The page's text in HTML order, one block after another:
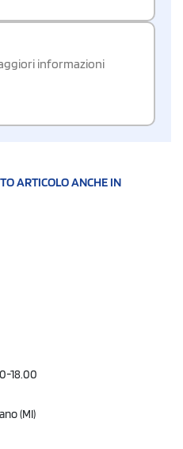
informazioni
ARTICOLO ANCHE IN
18.00
(MI)